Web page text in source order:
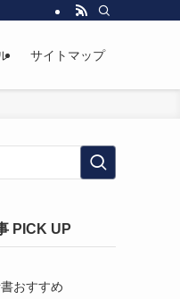
サイトマップ
PICK UP
おすすめ